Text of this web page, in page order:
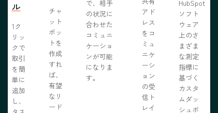
ル
1ク
リッ
クで
取引
を簡
単に
追加
し、
チャ
ット
ボッ
トを
作成
すれ
ば、
有望
なリ
ード
で、相手
の状況に
合わせた
コミュニ
ケーショ
ンが可能
になりま
す。
アド
レス
をコ
ミュ
ニケ
ーシ
ョン
の受
信ト
レイ
HubSpot
ソフト
ウェア
上のさ
まざま
な測定
指標に
基づく
カスタ
ムダッ
シュボ